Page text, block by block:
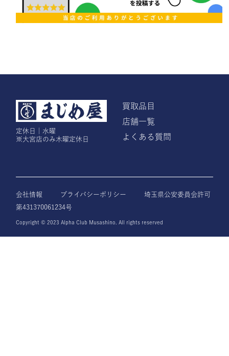
定休日｜水曜
※大宮店のみ木曜定休日
買取品目
店舗一覧
よくある質問
会社情報 プライバシーポリシー
埼玉県公安委員会許可
第431370061234号
Copyright © 2023 Alpha Club Musashino. All rights reserved